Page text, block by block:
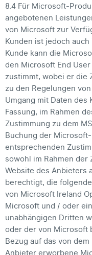
8.4 Für Microsoft-
angebotenen
von Microsoft zur
Kunden ist jedoch
Kunde kann die
den Microsoft End User
zustimmt, wobei er die
zu den Regelungen
Umgang mit Daten
Fassung, im Rahmen
Zustimmung zu dem
Buchung der
entsprechenden
sowohl im Rahmen
Website des Anbieters
berechtigt, die
von Microsoft Ireland
Microsoft und / oder
unabhängigen Dritten
oder der von Microsoft
Bezug auf das von